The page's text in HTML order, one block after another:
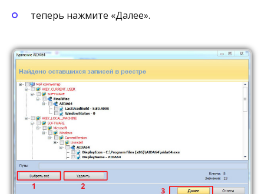
теперь нажмите «Далее».